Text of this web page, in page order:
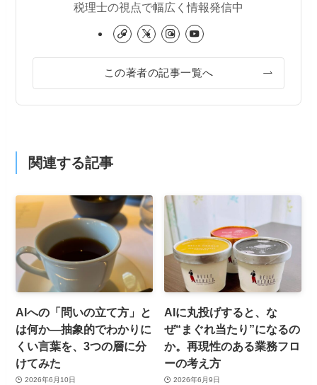
税理士の視点で幅広く情報発信中
この著者の記事一覧へ
関連する記事
AIへの「問いの立て方」と
は何か—抽象的でわかりに
くい言葉を、3つの層に分
けてみた
2026年6月10日
AIに丸投げすると、な
ぜ“まぐれ当たり”になるの
か。再現性のある業務フロ
ーの考え方
2026年6月9日